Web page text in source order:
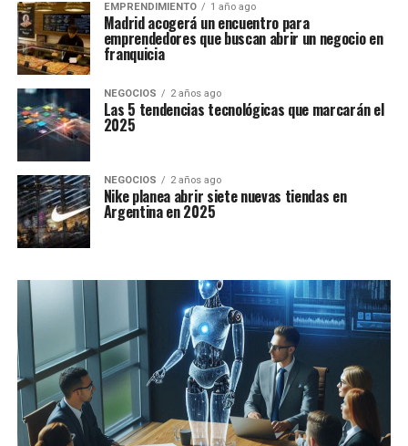
EMPRENDIMIENTO 1 año ago
Madrid acogerá un encuentro para
emprendedores que buscan abrir un negocio en
franquicia
NEGOCIOS 2 años ago
Las 5 tendencias tecnológicas que marcarán el
2025
NEGOCIOS 2 años ago
Nike planea abrir siete nuevas tiendas en
Argentina en 2025